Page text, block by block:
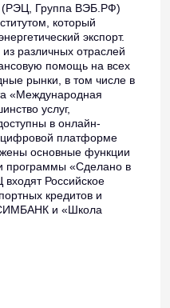
(РЭЦ, Группа ВЭБ.РФ)
который
экспорт.
различных отраслей
помощь на всех
рынки, в том числе в
«Международная
услуг,
в онлайн-
цифровой платформе
основные функции
программы «Сделано в
Российское
кредитов и
и «Школа